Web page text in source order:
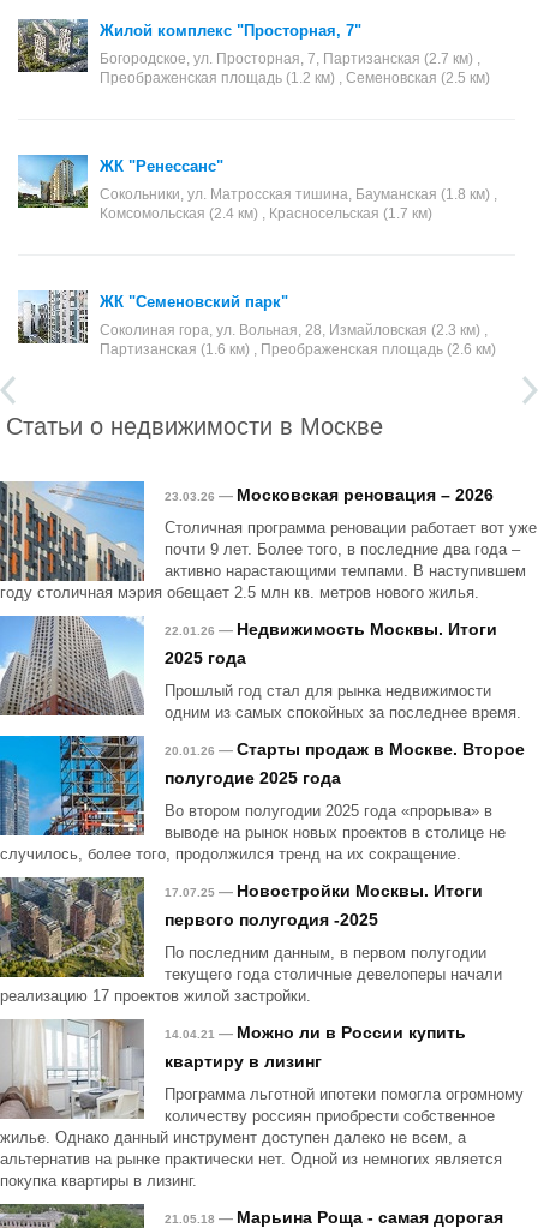
Жилой комплекс "Просторная, 7"
Богородское, ул. Просторная, 7, Партизанская (2.7 км) ,
Преображенская площадь (1.2 км) , Семеновская (2.5 км)
ЖК "Ренессанс"
Сокольники, ул. Матросская тишина, Бауманская (1.8 км) ,
Комсомольская (2.4 км) , Красносельская (1.7 км)
ЖК "Семеновский парк"
Соколиная гора, ул. Вольная, 28, Измайловская (2.3 км) ,
Партизанская (1.6 км) , Преображенская площадь (2.6 км)
Статьи о недвижимости в Москве
23.03.26 — Московская реновация – 2026
Столичная программа реновации работает вот уже
почти 9 лет. Более того, в последние два года –
активно нарастающими темпами. В наступившем
году столичная мэрия обещает 2.5 млн кв. метров нового жилья.
22.01.26 — Недвижимость Москвы. Итоги
2025 года
Прошлый год стал для рынка недвижимости
одним из самых спокойных за последнее время.
20.01.26 — Старты продаж в Москве. Второе
полугодие 2025 года
Во втором полугодии 2025 года «прорыва» в
выводе на рынок новых проектов в столице не
случилось, более того, продолжился тренд на их сокращение.
17.07.25 — Новостройки Москвы. Итоги
первого полугодия -2025
По последним данным, в первом полугодии
текущего года столичные девелоперы начали
реализацию 17 проектов жилой застройки.
14.04.21 — Можно ли в России купить
квартиру в лизинг
Программа льготной ипотеки помогла огромному
количеству россиян приобрести собственное
жилье. Однако данный инструмент доступен далеко не всем, а
альтернатив на рынке практически нет. Одной из немногих является
покупка квартиры в лизинг.
21.05.18 — Марьина Роща - самая дорогая